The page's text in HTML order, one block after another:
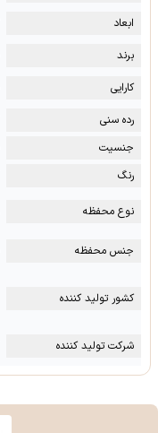
ابعاد
برند
کارایی
رده سنی
جنسیت
رنگ
نوع محفظه
جنس محفظه
کشور تولید کننده
شرکت تولید کننده